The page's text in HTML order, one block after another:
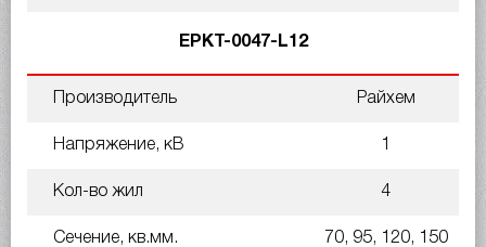
EPKT-0047-L12
Производитель Райхем
Напряжение, кВ 1
Кол-во жил 4
Сечение, кв.мм. 70, 95, 120, 150